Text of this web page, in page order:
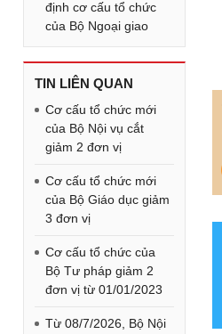
định cơ cấu tổ chức
của Bộ Ngoại giao
TIN LIÊN QUAN
Cơ cấu tổ chức mới
của Bộ Nội vụ cắt
giảm 2 đơn vị
Cơ cấu tổ chức mới
của Bộ Giáo dục giảm
3 đơn vị
Cơ cấu tổ chức của
Bộ Tư pháp giảm 2
đơn vị từ 01/01/2023
Từ 08/7/2026, Bộ Nội